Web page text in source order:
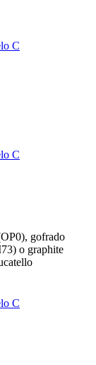
gofrado
o graphite